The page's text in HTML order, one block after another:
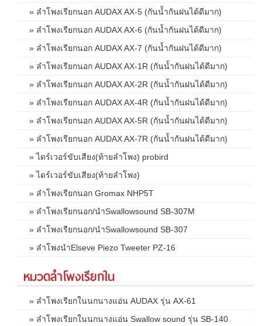
» ลำโพงเรียกนอก AUDAX AX-5 (กันน้ำกันฝนได้ดีมาก)
» ลำโพงเรียกนอก AUDAX AX-6 (กันน้ำกันฝนได้ดีมาก)
» ลำโพงเรียกนอก AUDAX AX-7 (กันน้ำกันฝนได้ดีมาก)
» ลำโพงเรียกนอก AUDAX AX-1R (กันน้ำกันฝนได้ดีมาก)
» ลำโพงเรียกนอก AUDAX AX-2R (กันน้ำกันฝนได้ดีมาก)
» ลำโพงเรียกนอก AUDAX AX-4R (กันน้ำกันฝนได้ดีมาก)
» ลำโพงเรียกนอก AUDAX AX-5R (กันน้ำกันฝนได้ดีมาก)
» ลำโพงเรียกนอก AUDAX AX-7R (กันน้ำกันฝนได้ดีมาก)
» ไดร์เวอร์ขับเสียง(ท้ายลำโพง) probird
» ไดร์เวอร์ขับเสียง(ท้ายลำโพง)
» ลำโพงเรียกนอก Gromax NHP5T
» ลำโพงเรียกนอก/นำSwallowsound SB-307M
» ลำโพงเรียกนอก/นำSwallowsound SB-307
» ลำโพงนำElseve Piezo Tweeter PZ-16
หมวดลำโพงเรียกใน
» ลำโพงเรียกในนกนางแอ่น AUDAX รุ่น AX-61
» ลำโพงเรียกในนกนางแอ่น Swallow sound รุ่น SB-140